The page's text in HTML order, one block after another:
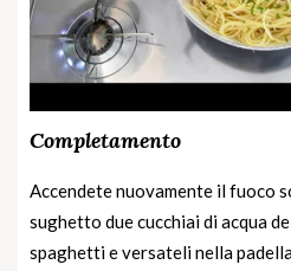
Completamento
Accendete nuovamente il fuoco
sughetto due cucchiai di acqua
spaghetti e versateli nella